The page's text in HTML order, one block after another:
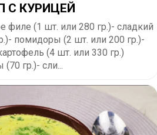
С КУРИЦЕЙ
филе (1 шт. или 280 гр.)- сладкий
помидоры (2 шт. или 200 гр.)-
(4 шт. или 330 гр.)
гр.)- сли...